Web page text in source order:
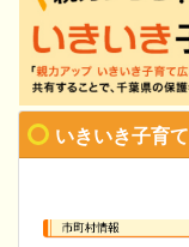
いきいき子育て